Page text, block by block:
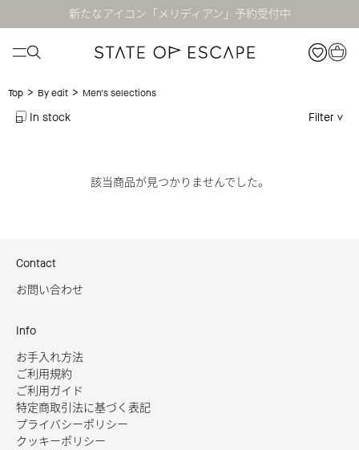
新たなアイコン「メリディアン」予約受付中
Top > By edit > Men's selections
In stock Filter
該当商品が見つかりませんでした。
Contact
お問い合わせ
Info
お手入れ方法
ご利用規約
ご利用ガイド
特定商取引法に基づく表記
プライバシーポリシー
クッキーポリシー